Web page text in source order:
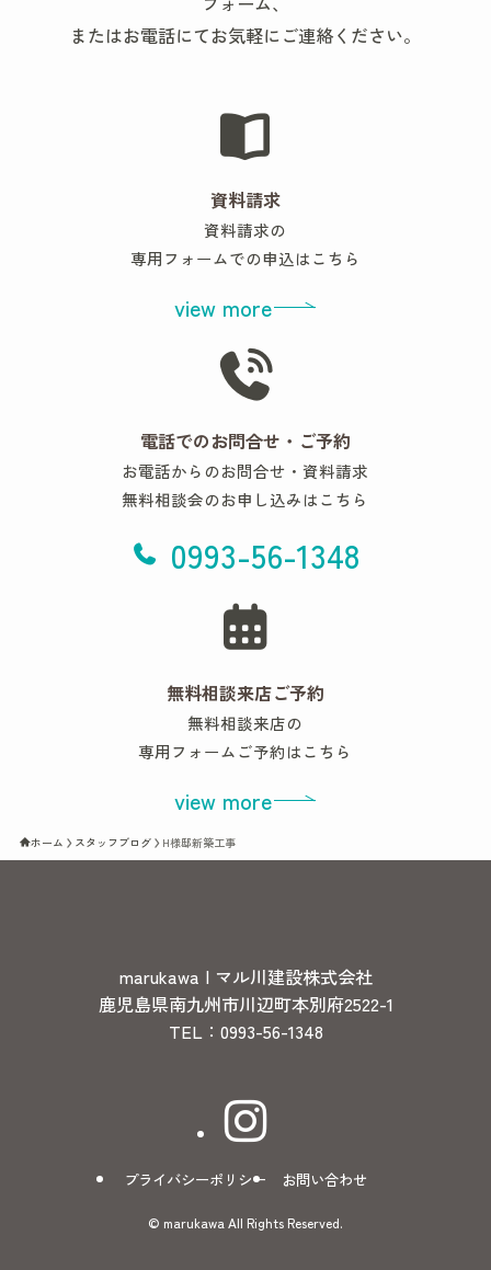
またはお電話にてお気軽にご連絡ください。
資料請求
資料請求の
専用フォームでの申込はこちら
view more
電話でのお問合せ・ご予約
お電話からのお問合せ・資料請求
無料相談会のお申し込みはこちら
0993-56-1348
無料相談来店ご予約
無料相談来店の
専用フォームご予約はこちら
view more
ホーム スタッフブログ H様邸新築工事
marukawa | マル川建設株式会社
鹿児島県南九州市川辺町本別府2522-1
TEL：0993-56-1348
プライバシーポリシー お問い合わせ
© marukawa All Rights Reserved.